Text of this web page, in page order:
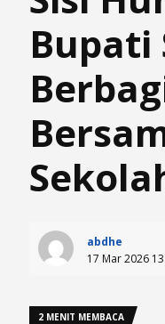
Bupati
abdhe
17 Mar 2026
2 MENIT MEMBACA